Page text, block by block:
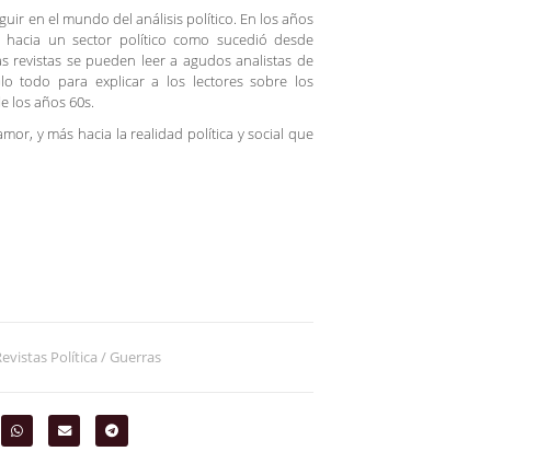
en el mundo del análisis político. En los años
un sector político como sucedió desde
revistas se pueden leer a agudos analistas de
todo para explicar a los lectores sobre los
los años 60s.
y más hacia la realidad política y social que
Política / Guerras